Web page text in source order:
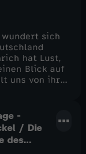
sich
hat Lust,
Blick auf
uns von ihrer
-
/ Die
des